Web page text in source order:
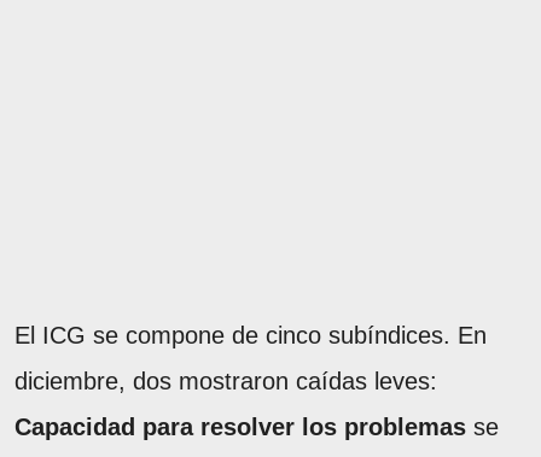
El ICG se compone de cinco subíndices. En
diciembre, dos mostraron caídas leves:
Capacidad para resolver los problemas se